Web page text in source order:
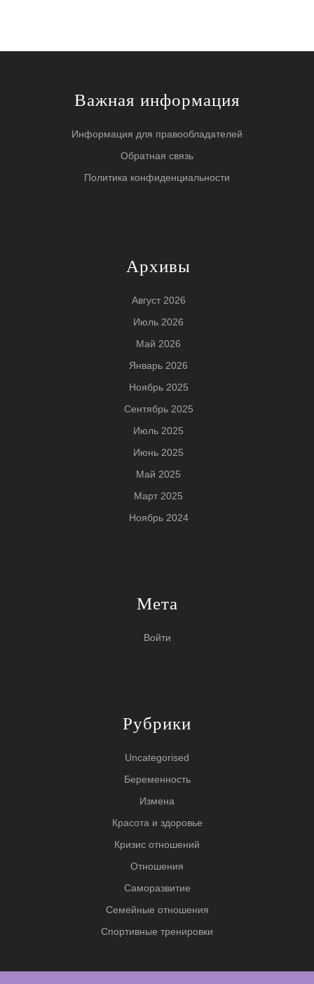
Важная информация
Информация для правообладателей
Обратная связь
Политика конфиденциальности
Архивы
Август 2026
Июль 2026
Май 2026
Январь 2026
Ноябрь 2025
Сентябрь 2025
Июль 2025
Июнь 2025
Май 2025
Март 2025
Ноябрь 2024
Мета
Войти
Рубрики
Uncategorised
Беременность
Измена
Красота и здоровье
Кризис отношений
Отношения
Саморазвитие
Семейные отношения
Спортивные тренировки